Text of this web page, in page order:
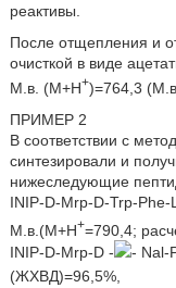
реактивы.
После отщепления и
очисткой в виде
М.в. (М+Н+)=764,3
ПРИМЕР 2
В соответствии с
синтезировали и
нижеследующие
INIP-D-Mrp-D-Trp-Phe-
М.в.(М+H+=790,4;
INIP-D-Mrp-D -
- Nal-
(ЖХВД)=96,5%,